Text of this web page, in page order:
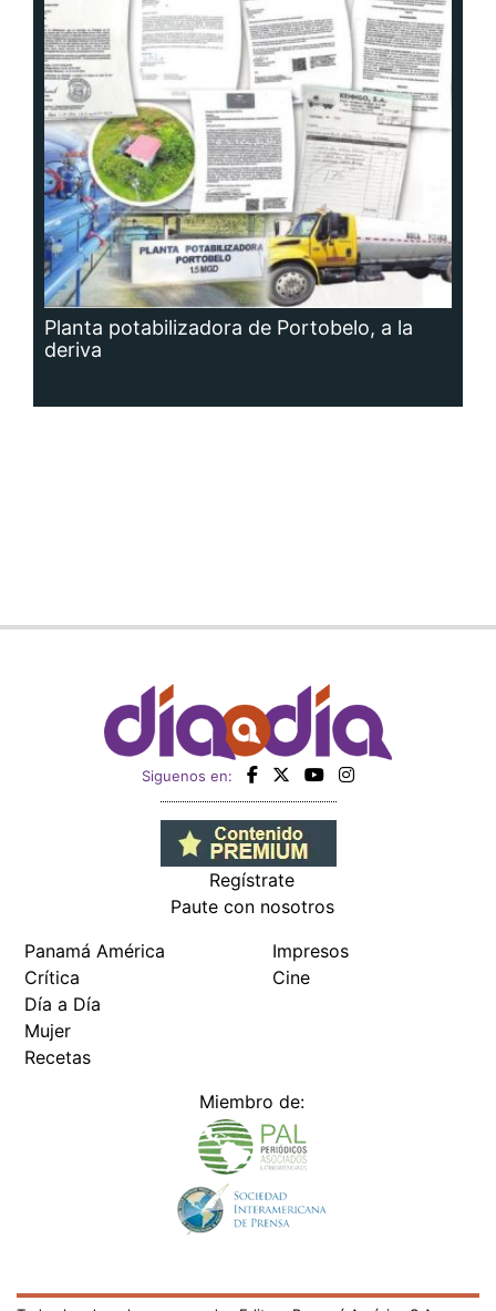
Planta potabilizadora de Portobelo, a la
deriva
Siguenos en:
Regístrate
Paute con nosotros
Panamá América
Crítica
Día a Día
Mujer
Recetas
Impresos
Cine
Miembro de: